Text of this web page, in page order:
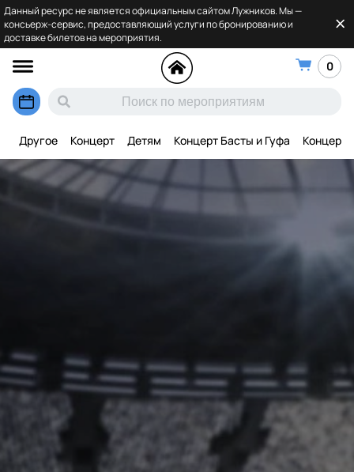
Данный ресурс не является официальным сайтом Лужников. Мы —
консьерж-сервис, предоставляющий услуги по бронированию и
доставке билетов на мероприятия.
0
Другое Концерт Детям Концерт Басты и Гуфа Концерт